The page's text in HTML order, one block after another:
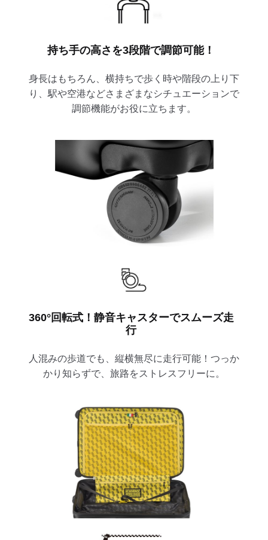
持ち手の高さを3段階で調節可能！
身長はもちろん、横持ちで歩く時や階段の上り下
り、駅や空港などさまざまなシチュエーションで
調節機能がお役に立ちます。
360°回転式！静音キャスターでスムーズ走
行
人混みの歩道でも、縦横無尽に走行可能！つっか
かり知らずで、旅路をストレスフリーに。